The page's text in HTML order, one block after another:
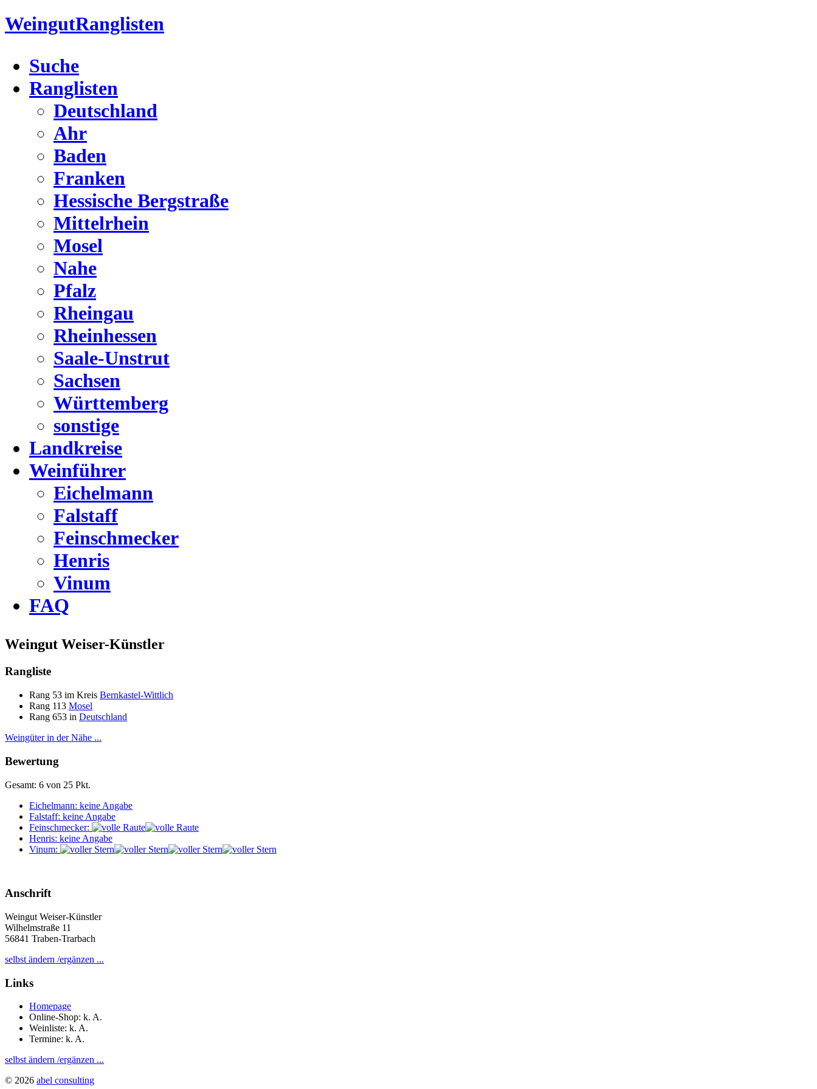
WeingutRanglisten
Suche
Ranglisten
Deutschland
Ahr
Baden
Franken
Hessische Bergstraße
Mittelrhein
Mosel
Nahe
Pfalz
Rheingau
Rheinhessen
Saale-Unstrut
Sachsen
Württemberg
sonstige
Landkreise
Weinführer
Eichelmann
Falstaff
Feinschmecker
Henris
Vinum
FAQ
Weingut Weiser-Künstler
Rangliste
Rang 53 im Kreis Bernkastel-Wittlich
Rang 113 Mosel
Rang 653 in Deutschland
Weingüter in der Nähe ...
Bewertung
Gesamt: 6 von 25 Pkt.
Eichelmann: keine Angabe
Falstaff: keine Angabe
Feinschmecker:
Henris: keine Angabe
Vinum:
Anschrift
Weingut Weiser-Künstler
Wilhelmstraße 11
56841 Traben-Trarbach
selbst ändern /ergänzen ...
Links
Homepage
Online-Shop: k. A.
Weinliste: k. A.
Termine: k. A.
selbst ändern /ergänzen ...
© 2026 abel consulting